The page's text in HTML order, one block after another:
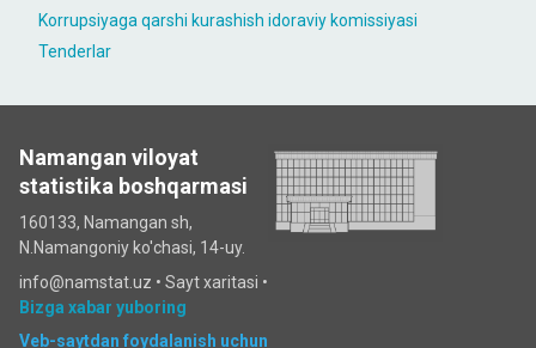
Korrupsiyaga qarshi kurashish idoraviy komissiyasi
Tenderlar
Namangan viloyat
statistika boshqarmasi
160133, Namangan sh,
N.Namangoniy ko'chasi, 14-uy.
info@namstat.uz • Sayt xaritasi •
Bizga xabar yuboring
Veb-saytdan foydalanish uchun